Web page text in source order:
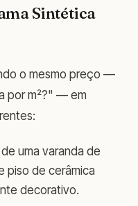
Sintética
o mesmo preço —
por m²?" — em
uma varanda de
piso de cerâmica
decorativo.